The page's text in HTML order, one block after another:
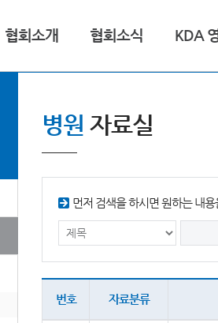
협회소개 협회소식 KDA
병원 자료실
먼저 검색을 하시면 원하는 내
번호 자료분류